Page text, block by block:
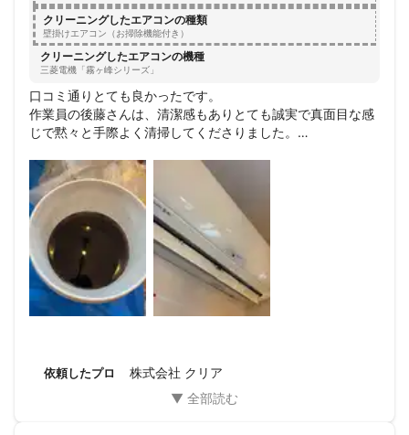
クリーニングしたエアコンの種類
壁掛けエアコン（お掃除機能付き）
クリーニングしたエアコンの機種
三菱電機「霧ヶ峰シリーズ」
口コミ通りとても良かったです。
作業員の後藤さんは、清潔感もありとても誠実で真面目な感
じで黙々と手際よく清掃してくださりました。
大満足です。
beforeの写真をとっていなくて残念。
依頼したプロ 株式会社 クリア